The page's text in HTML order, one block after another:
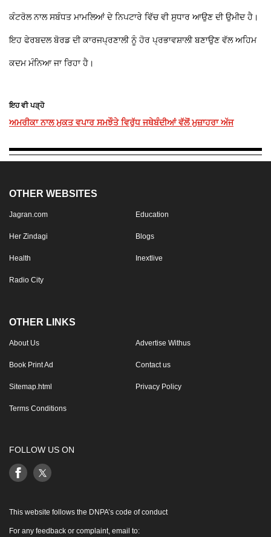
ਕੰਟਰੋਲ ਨਾਲ ਸਬੰਧਤ ਮਾਮਲਿਆਂ ਦੇ ਨਿਪਟਾਰੇ ਵਿੱਚ ਵੀ ਸੁਧਾਰ ਆਉਣ ਦੀ ਉਮੀਦ ਹੈ।
ਇਹ ਫੇਰਬਦਲ ਬੋਰਡ ਦੀ ਕਾਰਜਪ੍ਰਣਾਲੀ ਨੂੰ ਹੋਰ ਪ੍ਰਭਾਵਸ਼ਾਲੀ ਬਣਾਉਣ ਵੱਲ ਅਹਿਮ
ਕਦਮ ਮੰਨਿਆ ਜਾ ਰਿਹਾ ਹੈ।
ਇਹ ਵੀ ਪੜ੍ਹੋ
ਅਮਰੀਕਾ ਨਾਲ ਮੁਕਤ ਵਪਾਰ ਸਮਝੌਤੇ ਵਿਰੁੱਧ ਜਥੇਬੰਦੀਆਂ ਵੱਲੋਂ ਮੁਜ਼ਾਹਰਾ ਅੱਜ
OTHER WEBSITES
Jagran.com Education
Her Zindagi Blogs
Health Inextlive
Radio City
OTHER LINKS
About Us Advertise Withus
Book Print Ad Contact us
Sitemap.html Privacy Policy
Terms Conditions
FOLLOW US ON
This website follows the DNPA’s code of conduct
For any feedback or complaint, email to: